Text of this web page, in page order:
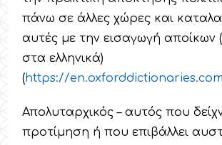
πάνω σε άλλες χώρες και
αυτές με την εισαγωγή
στα ελληνικά)
(https://en.oxforddictionaries.
Απολυταρχικός – αυτός που
προτίμηση ή που επιβάλλει